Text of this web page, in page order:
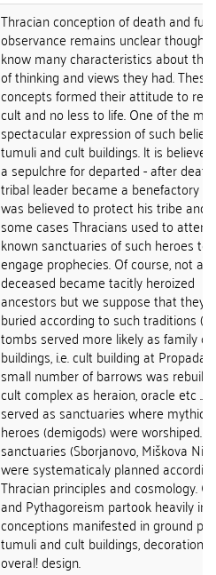
Thracian conception of death and
observance remains unclear though
know many characteristics about
of thinking and views they had. These
concepts formed their attitude to
cult and no less to life. One of the
spectacular expression of such
tumuli and cult buildings. lt is
a sepulchre for departed - after
tribal leader became a benefactory
was believed to protect his tribe and
some cases Thracians used to
known sanctuaries of such heroes to
engage prophecies. Of course, not all
deceased became tacitly heroized
ancestors but we suppose that they
buried according to such traditions
tombs served more likely as family
buildings, i.e. cult building at Propada).
small number of barrows was rebuilt
cult complex as heraion, oracle etc ..
served as sanctuaries where mythical
heroes (demigods) were worshiped.
sanctuaries (Sborjanovo, Miškova
were systematicaly planned
Thracian principles and cosmology.
and Pythagoreism partook heavily in
conceptions manifested in ground
tumuli and cult buildings, decoration
overal! design.